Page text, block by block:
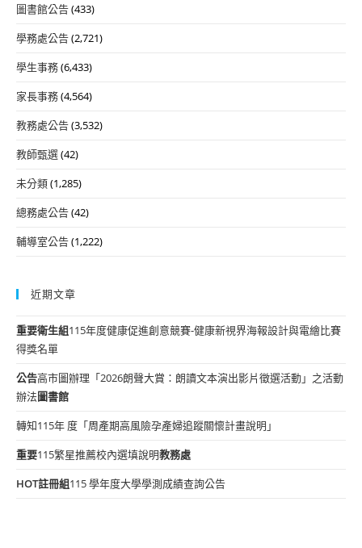
圖書館公告(433)
學務處公告(2,721)
學生事務(6,433)
家長事務(4,564)
教務處公告(3,532)
教師甄選(42)
未分類(1,285)
總務處公告(42)
輔導室公告(1,222)
近期文章
重要衛生組115年度健康促進創意競賽-健康新視界海報設計與電繪比賽
得獎名單
公告高市圖辦理「2026朗聲大賞：朗讀文本演出影片徵選活動」之活動
辦法圖書館
轉知115年 度「周產期高風險孕產婦追蹤關懷計畫說明」
重要115繁星推薦校內選填說明教務處
HOT註冊組115 學年度大學學測成績查詢公告